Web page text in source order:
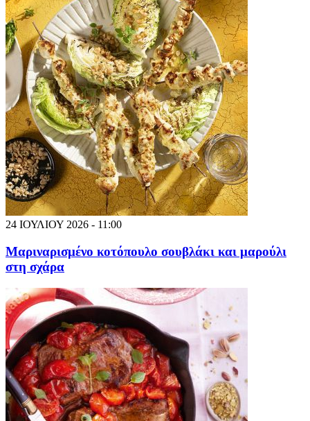
24 ΙΟΥΛΙΟΥ 2026 - 11:00
Μαριναρισμένο κοτόπουλο σουβλάκι και μαρούλι
στη σχάρα